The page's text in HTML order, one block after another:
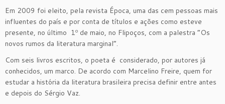
Em 2009 foi eleito, pela revista Época, uma das cem pessoas mais
influentes do país e por conta de títulos e ações como esteve
presente, no último 1º de maio, no Flipoços, com a palestra “Os
novos rumos da literatura marginal”.
Com seis livros escritos, o poeta é considerado, por autores já
conhecidos, um marco. De acordo com Marcelino Freire, quem for
estudar a história da literatura brasileira precisa definir entre antes
e depois do Sérgio Vaz.